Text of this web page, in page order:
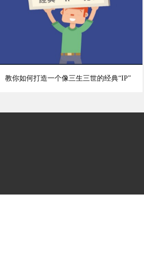
教你如何打造一个像三生三世的经典“IP”